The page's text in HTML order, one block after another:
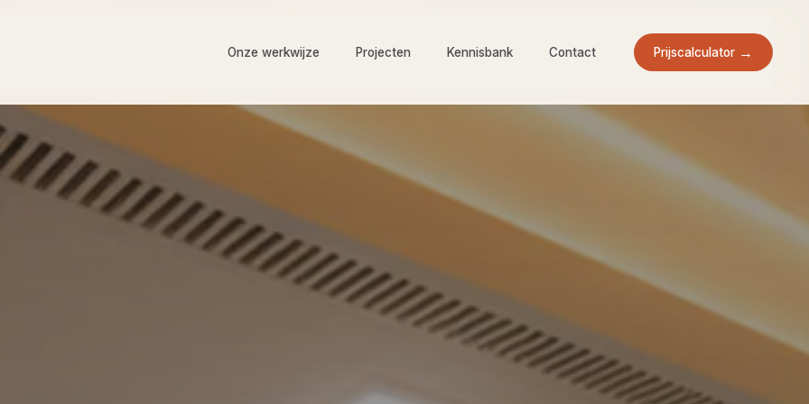
Onze werkwijze Projecten Kennisbank Contact Prijscalculator